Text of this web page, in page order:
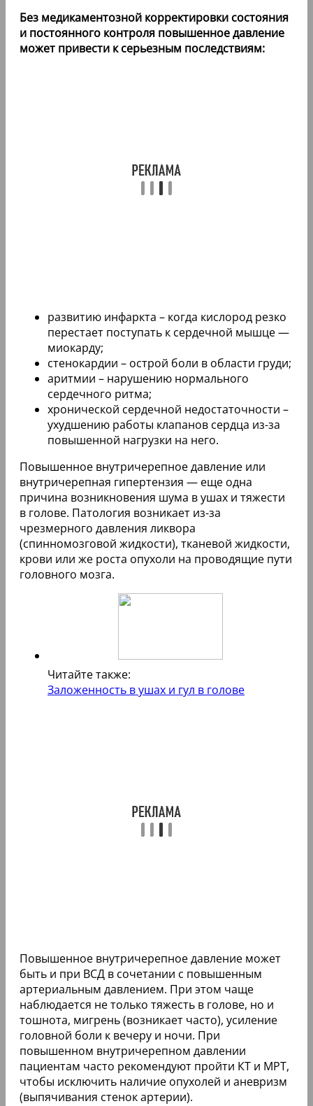
Без медикаментозной корректировки состояния
и постоянного контроля повышенное давление
может привести к серьезным последствиям:
развитию инфаркта – когда кислород резко
перестает поступать к сердечной мышце —
миокарду;
стенокардии – острой боли в области груди;
аритмии – нарушению нормального
сердечного ритма;
хронической сердечной недостаточности –
ухудшению работы клапанов сердца из-за
повышенной нагрузки на него.
Повышенное внутричерепное давление или
внутричерепная гипертензия — еще одна
причина возникновения шума в ушах и тяжести
в голове. Патология возникает из-за
чрезмерного давления ликвора
(спинномозговой жидкости), тканевой жидкости,
крови или же роста опухоли на проводящие пути
головного мозга.
Читайте также:
Заложенность в ушах и гул в голове
Повышенное внутричерепное давление может
быть и при ВСД в сочетании с повышенным
артериальным давлением. При этом чаще
наблюдается не только тяжесть в голове, но и
тошнота, мигрень (возникает часто), усиление
головной боли к вечеру и ночи. При
повышенном внутричерепном давлении
пациентам часто рекомендуют пройти КТ и МРТ,
чтобы исключить наличие опухолей и аневризм
(выпячивания стенок артерии).